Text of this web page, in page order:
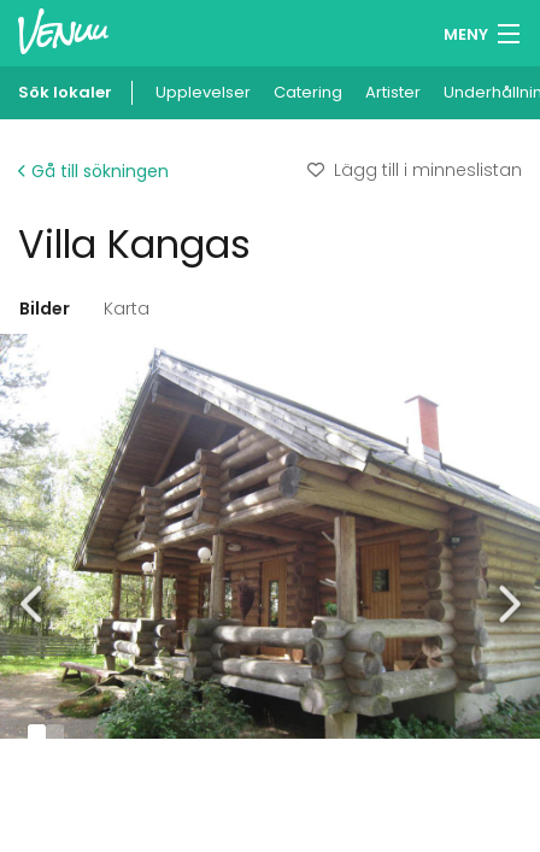
MENY
Minneslista
Lägg till din lokal
Sök lokaler Upplevelser Catering Artister
Gå till sökningen Lägg till i minneslistan
Villa Kangas
Bilder Karta